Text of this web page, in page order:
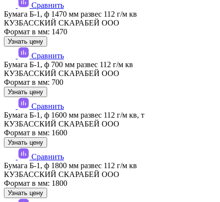
Сравнить
Бумага Б-1, ф 1470 мм развес 112 г/м кв
КУЗБАССКИЙ СКАРАБЕЙ ООО
Формат в мм: 1470
Узнать цену
Сравнить
Бумага Б-1, ф 700 мм развес 112 г/м кв
КУЗБАССКИЙ СКАРАБЕЙ ООО
Формат в мм: 700
Узнать цену
Сравнить
Бумага Б-1, ф 1600 мм развес 112 г/м кв, т
КУЗБАССКИЙ СКАРАБЕЙ ООО
Формат в мм: 1600
Узнать цену
Сравнить
Бумага Б-1, ф 1800 мм развес 112 г/м кв
КУЗБАССКИЙ СКАРАБЕЙ ООО
Формат в мм: 1800
Узнать цену